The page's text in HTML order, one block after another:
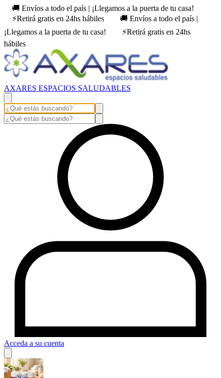
🚚 Envíos a todo el país | ¡Llegamos a la puerta de tu casa!
⚡Retirá gratis en 24hs hábiles
🚚 Envíos a todo el país |
¡Llegamos a la puerta de tu casa!
⚡Retirá gratis en 24hs
hábiles
AXARES ESPACIOS SALUDABLES
Acceda a su cuenta